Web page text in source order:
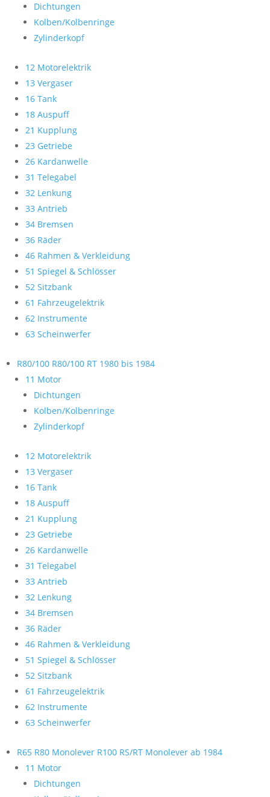
Dichtungen
Kolben/Kolbenringe
Zylinderkopf
12 Motorelektrik
13 Vergaser
16 Tank
18 Auspuff
21 Kupplung
23 Getriebe
26 Kardanwelle
31 Telegabel
32 Lenkung
33 Antrieb
34 Bremsen
36 Räder
46 Rahmen & Verkleidung
51 Spiegel & Schlösser
52 Sitzbank
61 Fahrzeugelektrik
62 Instrumente
63 Scheinwerfer
R80/100 R80/100 RT 1980 bis 1984
11 Motor
Dichtungen
Kolben/Kolbenringe
Zylinderkopf
12 Motorelektrik
13 Vergaser
16 Tank
18 Auspuff
21 Kupplung
23 Getriebe
26 Kardanwelle
31 Telegabel
33 Antrieb
32 Lenkung
34 Bremsen
36 Räder
46 Rahmen & Verkleidung
51 Spiegel & Schlösser
52 Sitzbank
61 Fahrzeugelektrik
62 Instrumente
63 Scheinwerfer
R65 R80 Monolever R100 RS/RT Monolever ab 1984
11 Motor
Dichtungen